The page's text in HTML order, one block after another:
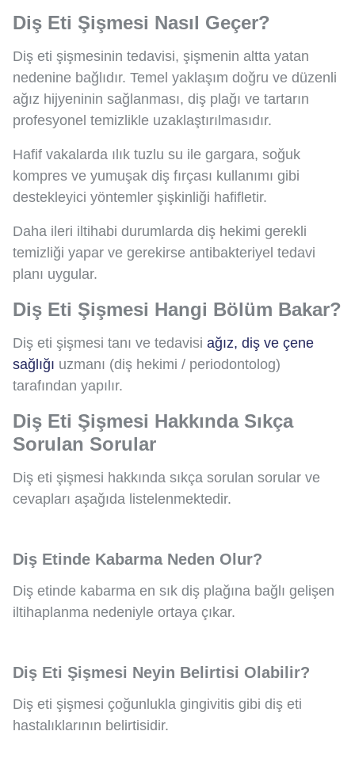
Diş Eti Şişmesi Nasıl Geçer?
Diş eti şişmesinin tedavisi, şişmenin altta yatan
nedenine bağlıdır. Temel yaklaşım doğru ve düzenli
ağız hijyeninin sağlanması, diş plağı ve tartarın
profesyonel temizlikle uzaklaştırılmasıdır.
Hafif vakalarda ılık tuzlu su ile gargara, soğuk
kompres ve yumuşak diş fırçası kullanımı gibi
destekleyici yöntemler şişkinliği hafifletir.
Daha ileri iltihabi durumlarda diş hekimi gerekli
temizliği yapar ve gerekirse antibakteriyel tedavi
planı uygular.
Diş Eti Şişmesi Hangi Bölüm Bakar?
Diş eti şişmesi tanı ve tedavisi ağız, diş ve çene
sağlığı uzmanı (diş hekimi / periodontolog)
tarafından yapılır.
Diş Eti Şişmesi Hakkında Sıkça
Sorulan Sorular
Diş eti şişmesi hakkında sıkça sorulan sorular ve
cevapları aşağıda listelenmektedir.
Diş Etinde Kabarma Neden Olur?
Diş etinde kabarma en sık diş plağına bağlı gelişen
iltihaplanma nedeniyle ortaya çıkar.
Diş Eti Şişmesi Neyin Belirtisi Olabilir?
Diş eti şişmesi çoğunlukla gingivitis gibi diş eti
hastalıklarının belirtisidir.